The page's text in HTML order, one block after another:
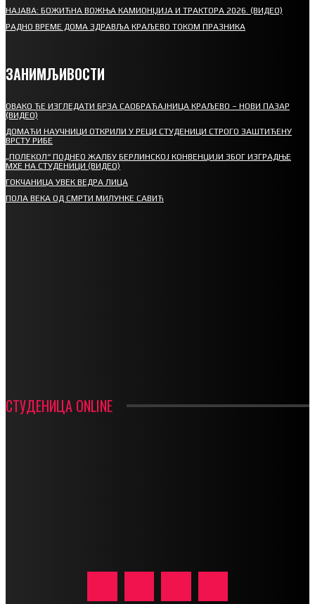
НАЈАВА: БОЖИЋНА ВОЖЊА КАМИОНЏИЈА И ТРАКТОРА 2026. (ВИДЕО)
РАДНО ВРЕМЕ ДОМА ЗДРАВЉА КРАЉЕВО ТОКОМ ПРАЗНИКА
ЗАНИМЉИВОСТИ
ОВАКО ЋЕ ИЗГЛЕДАТИ БРЗА САОБРАЋАЈНИЦА КРАЉЕВО – НОВИ ПАЗАР
(ВИДЕО)
ДОМАЋИ НАУЧНИЦИ ОТКРИЛИ У РЕЦИ СТУДЕНИЦИ СТРОГО ЗАШТИЋЕНУ
ВРСТУ РИБЕ
„ПОЛЕКОЛ“ ПОДНЕО ЖАЛБУ БЕРЛИНСКОЈ КОНВЕНЦИЈИ ЗБОГ ИЗГРАДЊЕ
МХЕ НА СТУДЕНИЦИ (ВИДЕО)
ГОКЧАНИЦА УВЕК ВЕДРА ЛИЦА
ПОЛА ВЕКА ОД СМРТИ МИЛУНКЕ САВИЋ
СТУДЕНИЦА ONLINE